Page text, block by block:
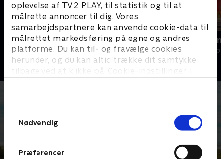
oplevelse af TV 2 PLAY, til statistik og til at
målrette annoncer til dig. Vores
samarbejdspartnere kan anvende cookie-data til
målrettet markedsføring på egne og andres
platforme. Du kan til- og fravælge cookies
herunder, og du kan altid trække dit samtykke
tilbage ved at klikke på ’Cookie-indstillinger’ i
Nødvendig
Præferencer
Helt sort
Livsstil • 7 sæsoner
Linde på
Livsstil • 5